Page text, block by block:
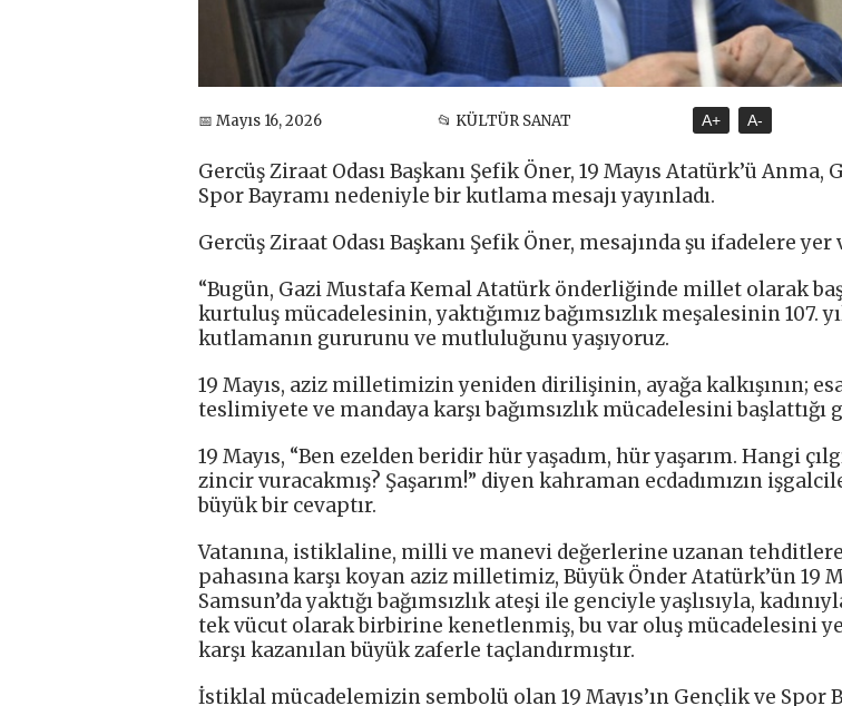
📅 Mayıs 16, 2026 📂 KÜLTÜR SANAT A+ A-
Gercüş Ziraat Odası Başkanı Şefik Öner, 19 Mayıs Atatürk’ü Anma,
Spor Bayramı nedeniyle bir kutlama mesajı yayınladı.
Gercüş Ziraat Odası Başkanı Şefik Öner, mesajında şu ifadelere yer
“Bugün, Gazi Mustafa Kemal Atatürk önderliğinde millet olarak
kurtuluş mücadelesinin, yaktığımız bağımsızlık meşalesinin 107.
kutlamanın gururunu ve mutluluğunu yaşıyoruz.
19 Mayıs, aziz milletimizin yeniden dirilişinin, ayağa kalkışının;
teslimiyete ve mandaya karşı bağımsızlık mücadelesini başlattığı
19 Mayıs, “Ben ezelden beridir hür yaşadım, hür yaşarım. Hangi
zincir vuracakmış? Şaşarım!” diyen kahraman ecdadımızın
büyük bir cevaptır.
Vatanına, istiklaline, milli ve manevi değerlerine uzanan tehditlere
pahasına karşı koyan aziz milletimiz, Büyük Önder Atatürk’ün 19
Samsun’da yaktığı bağımsızlık ateşi ile genciyle yaşlısıyla,
tek vücut olarak birbirine kenetlenmiş, bu var oluş mücadelesini
karşı kazanılan büyük zaferle taçlandırmıştır.
İstiklal mücadelemizin sembolü olan 19 Mayıs’ın Gençlik ve Spor